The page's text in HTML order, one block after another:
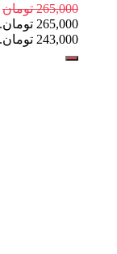
265,000 تومان
265,000 تومان.
243,000 تومان.